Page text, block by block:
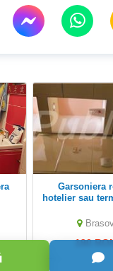
Garsoniera regim
hotelier sau
190